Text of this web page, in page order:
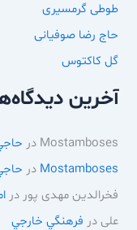
طوطی گرمسیری
حاج رضا صوفیانی
گل کاکتوس
آخرین
Mostamboses در
Mostamboses در
فخرالدین مهدی پور در
علی در فرهنگي خارجي